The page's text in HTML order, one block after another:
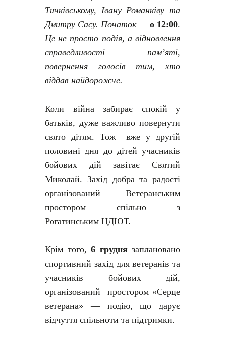
Тичківському, Івану Романківу та
Дмитру Сасу. Початок — о 12:00.
Це не просто подія, а відновлення
справедливості пам’яті,
повернення голосів тим, хто
віддав найдорожче.
Коли війна забирає спокій у
батьків, дуже важливо повернути
свято дітям. Тож вже у другій
половині дня до дітей учасників
бойових дій завітає Святий
Миколай. Захід добра та радості
організований Ветеранським
простором спільно з
Рогатинським ЦДЮТ.
Крім того, 6 груднязаплановано
спортивний захід для ветеранів та
учасників бойових дій,
організований простором «Серце
ветерана» — подію, що дарує
відчуття спільноти та підтримки.